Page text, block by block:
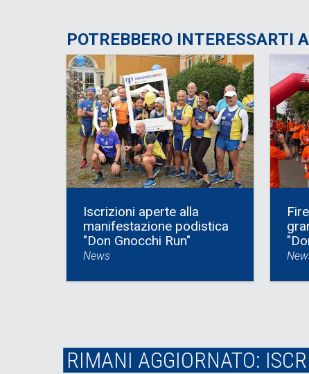
POTREBBERO INTERESSARTI
Iscrizioni aperte alla
manifestazione podistica
"Don Gnocchi Run"
News
RIMANI AGGIORNATO: